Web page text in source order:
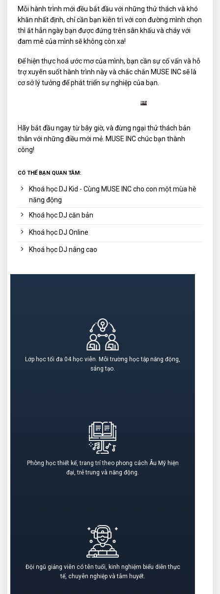
Mỗi hành trình mới đều bắt đầu với những thử thách và khó
khăn nhất định, chỉ cần bạn kiên trì với con đường mình chọn
thì ắt hẳn ngày bạn được đứng trên sân khấu và cháy với
đam mê của mình sẽ không còn xa!
Để hiện thực hoá ước mơ của mình, bạn cần sự cố vấn và hỗ
trợ xuyên suốt hành trình này và chắc chắn MUSE INC sẽ là
cơ sở lý tưởng để phát triển sự nghiệp của bạn.
Hãy bắt đầu ngay từ bây giờ, và đừng ngại thử thách bản
thân với những điều mới mẻ. MUSE INC chúc bạn thành
công!
CÓ THỂ BẠN QUAN TÂM:
Khoá học DJ Kid - Cùng MUSE INC cho con một mùa hè
năng động
Khoá học DJ căn bản
Khoá học DJ Online
Khoá học DJ nâng cao
Lớp học tối đa 04 học viên. Môi trường học tập năng động,
sáng tạo.
Phòng học thiết kế, trang trí theo phong cách Âu Mỹ hiện
đại, trẻ trung và năng động.
Đội ngũ giảng viên có tên tuổi, kinh nghiệm biểu diễn thực
tế, chuyên nghiệp và tâm huyết.